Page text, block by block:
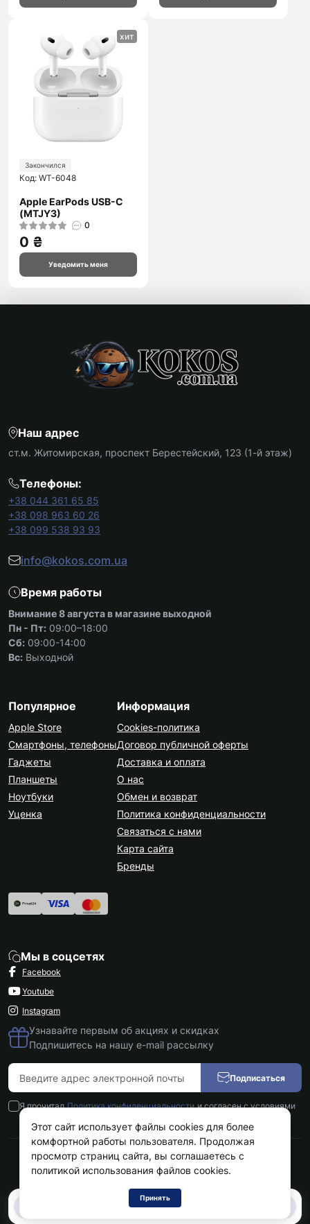
0
хит
Закончился
Код: WT-6048
Apple EarPods USB-C
(MTJY3)
0
0 ₴
Уведомить меня
Наш адрес
ст.м. Житомирская, проспект Берестейский, 123 (1-й этаж)
Телефоны:
+38 044 361 65 85
+38 098 963 60 26
+38 099 538 93 93
info@kokos.com.ua
Время работы
Внимание 8 августа в магазине выходной
Пн - Пт: 09:00–18:00
Сб: 09:00-14:00
Вс: Выходной
Популярное
Apple Store
Смартфоны, телефоны
Гаджеты
Планшеты
Ноутбуки
Уценка
Информация
Cookies-политика
Договор публичной оферты
Доставка и оплата
О нас
Обмен и возврат
Политика конфиденциальности
Связаться с нами
Карта сайта
Бренды
Мы в соцсетях
Facebook
Youtube
Instagram
Узнавайте первым об акциях и скидках
Подпишитесь на нашу e-mail рассылку
Подписаться
Я прочитал Политика конфиденциальности и согласен с условиями
Kokos.com.ua © 2026
Этот сайт использует файлы cookies для более
комфортной работы пользователя. Продолжая
просмотр страниц сайта, вы соглашаетесь с
политикой использования файлов cookies.
Принять